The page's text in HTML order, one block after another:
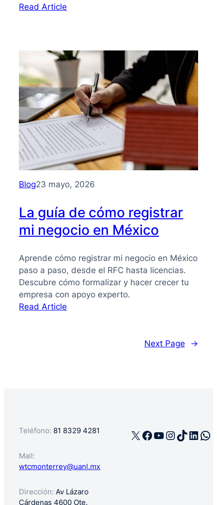
Read Article
Guía
clara
para
entender
su
importancia
y
beneficios
Blog23 mayo, 2026
La guía de cómo registrar
mi negocio en México
Aprende cómo registrar mi negocio en México
paso a paso, desde el RFC hasta licencias.
Descubre cómo formalizar y hacer crecer tu
empresa con apoyo experto.
Read Article
Next Page →
Teléfono: 81 8329 4281
Mail:
wtcmonterrey@uanl.mx
Dirección: Av Lázaro
Cárdenas 4600 Ote.
X Facebook
YouTube
TikTok